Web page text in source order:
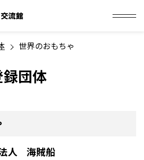
世界のおもちゃ
録団体
人 海賊船